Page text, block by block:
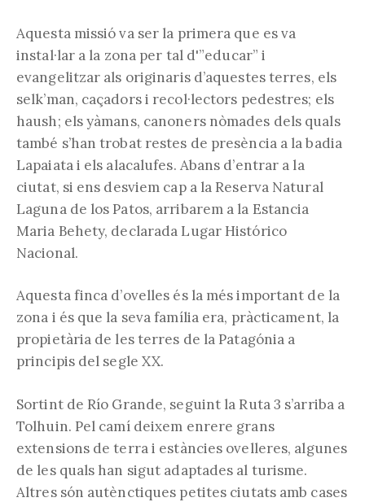
Aquesta missió va ser la primera que es va
instal·lar a la zona per tal d'”educar” i
evangelitzar als originaris d’aquestes terres, els
selk’man, caçadors i recol·lectors pedestres; els
haush; els yàmans, canoners nòmades dels quals
també s’han trobat restes de presència a la badia
Lapaiata i els alacalufes. Abans d’entrar a la
ciutat, si ens desviem cap a la Reserva Natural
Laguna de los Patos, arribarem a la Estancia
Maria Behety, declarada Lugar Histórico
Nacional.
Aquesta finca d’ovelles és la més important de la
zona i és que la seva família era, pràcticament, la
propietària de les terres de la Patagónia a
principis del segle XX.
Sortint de Río Grande, seguint la Ruta 3 s’arriba a
Tolhuin. Pel camí deixem enrere grans
extensions de terra i estàncies ovelleres, algunes
de les quals han sigut adaptades al turisme.
Altres són autènctiques petites ciutats amb cases